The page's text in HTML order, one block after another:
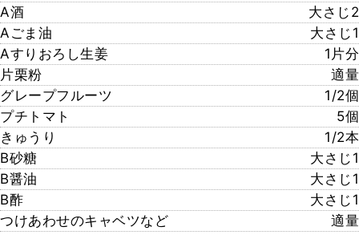
A酒
大さじ2
Aごま油
大さじ1
Aすりおろし生姜
1片分
片栗粉
適量
グレープフルーツ
1/2個
プチトマト
5個
きゅうり
1/2本
B砂糖
大さじ1
B醤油
大さじ1
B酢
大さじ1
つけあわせのキャベツなど
適量